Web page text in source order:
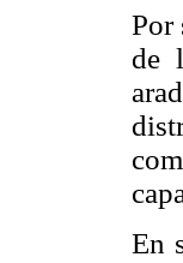
Por
de
En